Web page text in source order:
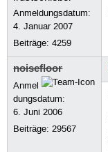
Anmeldungsdatum:
4. Januar 2007
Beiträge:4259
noisefloor
Anmel
dungsdatum:
6. Juni 2006
Beiträge:29567